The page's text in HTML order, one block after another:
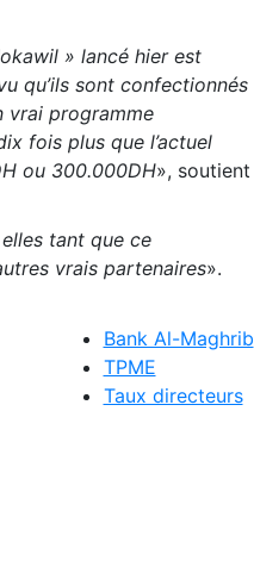
» lancé hier est
qu’ils sont confectionnés
vrai programme
fois plus que l’actuel
ou 300.000DH», soutient
tant que ce
vrais partenaires».
Bank Al-Maghrib
TPME
Taux directeurs